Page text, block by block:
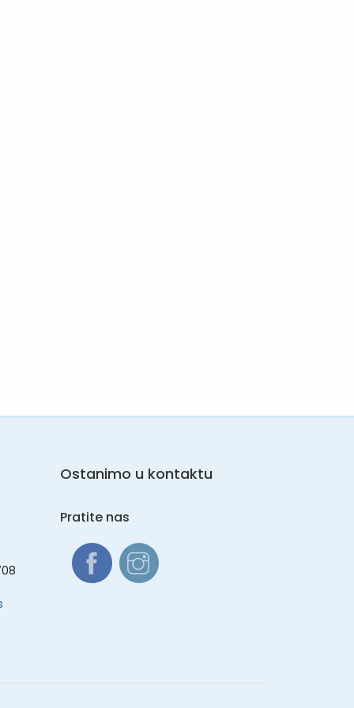
Ostanimo u kontaktu
Pratite nas